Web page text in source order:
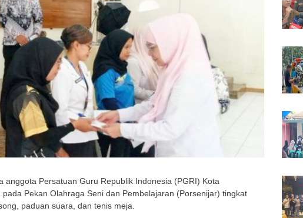
anggota Persatuan Guru Republik Indonesia (PGRI) Kota
Pekan Olahraga Seni dan Pembelajaran (Porsenijar) tingkat
paduan suara, dan tenis meja.